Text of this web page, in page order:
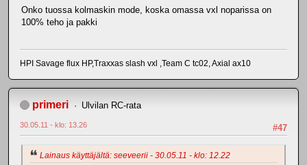
Onko tuossa kolmaskin mode, koska omassa vxl noparissa on
100% teho ja pakki
HPI Savage flux HP,Traxxas slash vxl ,Team C tc02, Axial ax10
primeri Ulvilan RC-rata
#47
30.05.11 - klo: 13.26
Lainaus käyttäjältä: seeveerii - 30.05.11 - klo: 12.22